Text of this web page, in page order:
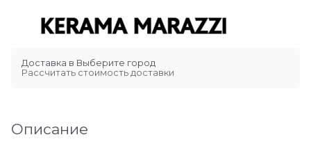
Доставка в Выберите город
Рассчитать стоимость доставки
Описание